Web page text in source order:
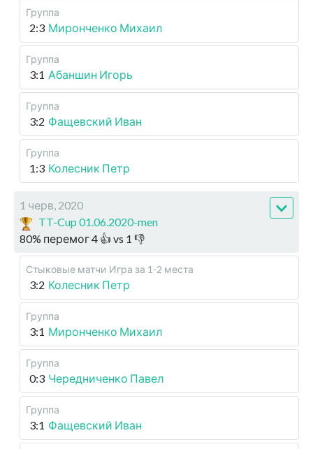
Группа
2:3 Миронченко Михаил
Группа
3:1 Абаншин Игорь
Группа
3:2 Фащевский Иван
Группа
1:3 Колесник Петр
1 черв, 2020
TT-Cup 01.06.2020-men
80% перемог4 👍 vs 1 👎
Стыковые матчи Игра за 1-2 места
3:2 Колесник Петр
Группа
3:1 Миронченко Михаил
Группа
0:3 Чередниченко Павел
Группа
3:1 Фащевский Иван